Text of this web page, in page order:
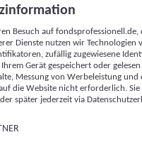
von Werbeleistung
Zielgruppenforschung.
Kennungen (z. B. login-
Kennungen,
mit anderen
Technologien usw.) auf
ausgelesen werden, um es
App oder einer Webseite
der hier aufgeführten
Besuch auf
Dienste nutzen wir Technologien
zufällig zugewiesene
Gerät gespeichert oder
Messung von Werbeleistung
die Website nicht erforderlich.
später jederzeit via